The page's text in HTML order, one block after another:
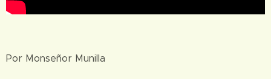
Por Monseñor Munilla